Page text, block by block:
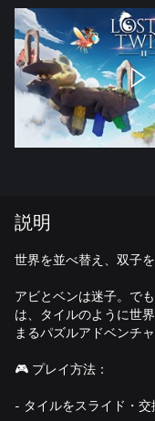
説明
世界を並べ替え、双子
アビとベンは迷子。で
は、タイルのように世
まるパズルアドベンチ
🎮 プレイ方法：
- タイルをスライド・